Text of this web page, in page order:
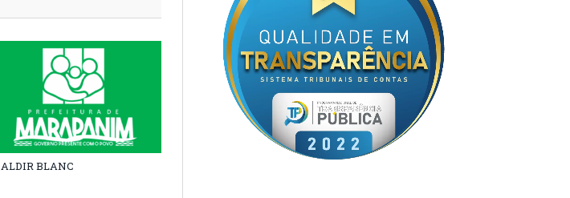
ALDIR BLANC